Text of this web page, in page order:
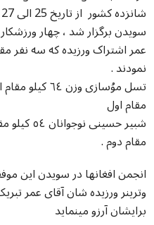
شانزده کشور از تاریخ
سویدن برگزار شد ، چهار
عمر اشتراک ورزیده که سه نفر
نمودند .
مقام اول
مقام دوم .
انجمن افغانها در سویدن این
وترینر ورزیده شان آقای عمر
برایشان آرزو مینماید